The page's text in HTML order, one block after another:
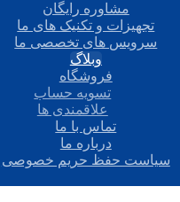
مشاوره رایگان
تجهیزات و تکنیک های ما
سرویس های تخصصی ما
وبلاگ
فروشگاه
تسویه حساب
علاقمندی ها
تماس با ما
درباره ما
سیاست حفظ حریم خصوصی